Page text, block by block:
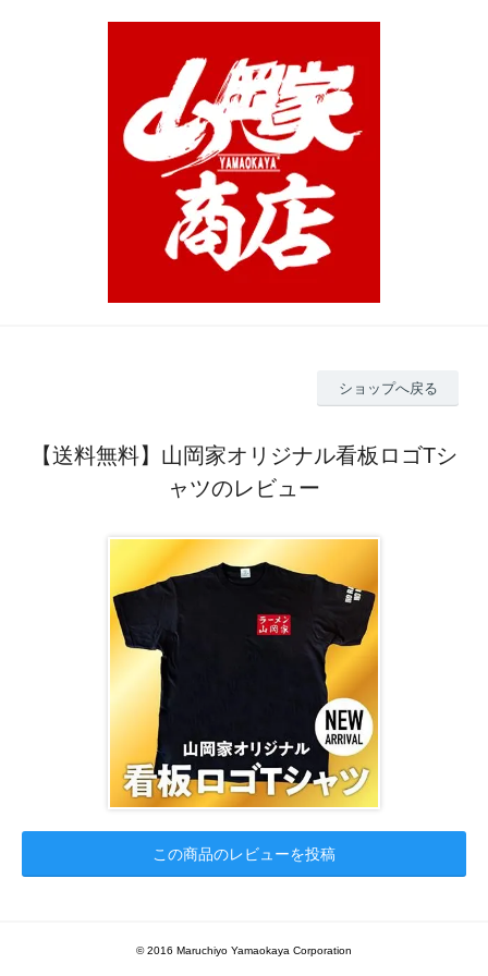
ショップへ戻る
【送料無料】山岡家オリジナル看板ロゴTシ
ャツのレビュー
この商品のレビューを投稿
© 2016 Maruchiyo Yamaokaya Corporation